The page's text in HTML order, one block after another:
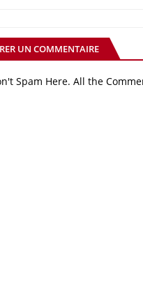
UN COMMENTAIRE
Spam Here. All the